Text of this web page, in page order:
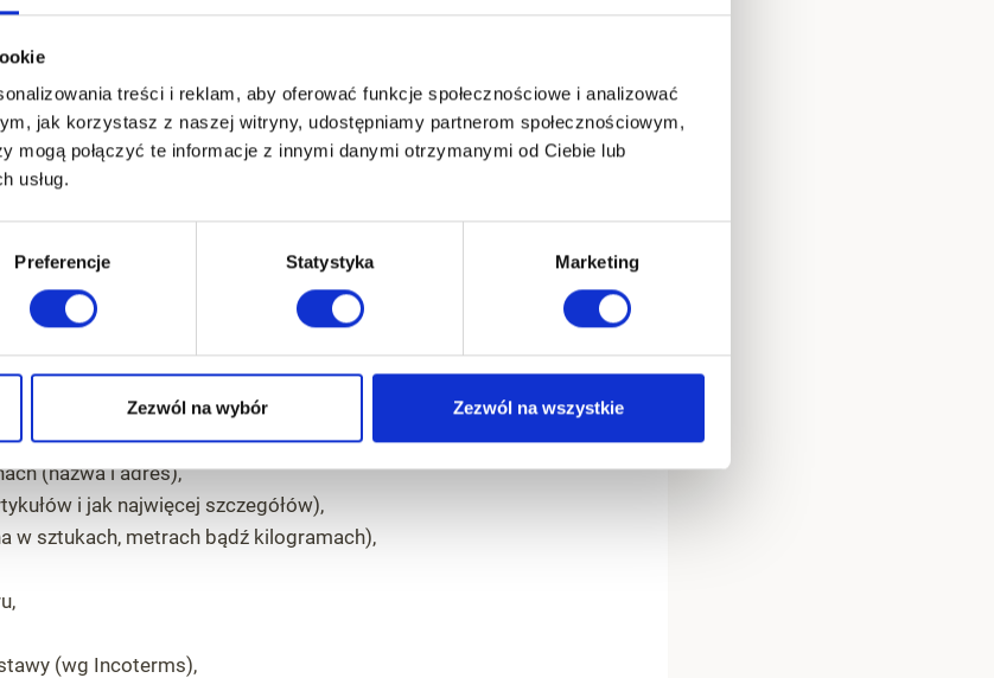
treści i reklam, aby oferować funkcje społecznościowe i analizować
jak korzystasz z naszej witryny, udostępniamy partnerom społecznościowym,
mogą połączyć te informacje z innymi danymi otrzymanymi od Ciebie lub
usług.
Preferencje Statystyka Marketing
Zezwól na wybór Zezwól na wszystkie
roszczeń pomiędzy sprzedawcą a nabywcą. Dokument ten
transakcji, co umożliwia rozstrzygnięcie ewentualnych
faktura handlowa?
faktura handlowa. Przedstawiamy jej obowiązkowe elementy i
i adres),
(nazwa i adres),
i jak najwięcej szczegółów),
w sztukach, metrach bądź kilogramach),
(wg Incoterms),